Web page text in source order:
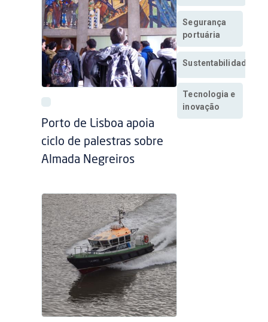
Porto de Lisboa apoia
ciclo de palestras sobre
Almada Negreiros
Segurança
portuária
Sustentabilidade
Tecnologia e
inovação